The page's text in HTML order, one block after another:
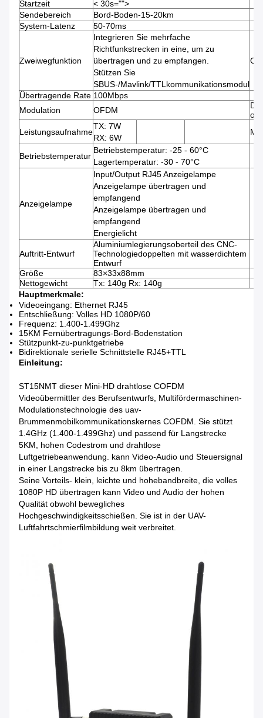
Startzeit
< 30s="">
Sendebereich
Bord-Boden-15-20km
System-Latenz
50-70ms
Zweiwegfunktion
Integrieren Sie mehrfache
Richtfunkstrecken in eine, um zu
übertragen und zu empfangen.
Stützen Sie
SBUS-/Mavlink/TTLkommunikationsmodul
Übertragende Rate 100Mbps
Modulation
OFDM
Leistungsaufnahme
TX: 7W
RX: 6W
Betriebstemperatur
Betriebstemperatur: -25 - 60°C
Lagertemperatur: -30 - 70°C
Anzeigelampe
Input/Output RJ45 Anzeigelampe
Anzeigelampe übertragen und
empfangend
Anzeigelampe übertragen und
empfangend
Energielicht
Auftritt-Entwurf
Aluminiumlegierungsoberteil des CNC-
Technologiedoppelten mit wasserdichtem
Entwurf
Größe
83×33x88mm
Nettogewicht
Tx: 140g Rx: 140g
Hauptmerkmale:
Videoeingang: Ethernet RJ45
Entschließung: Volles HD 1080P/60
Frequenz: 1.400-1.499Ghz
15KM Fernübertragungs-Bord-Bodenstation
Stützpunkt-zu-punktgetriebe
Bidirektionale serielle Schnittstelle RJ45+TTL
Einleitung:
ST15NMT dieser Mini-HD drahtlose COFDM
Videoübermittler des Berufsentwurfs, Multifördermaschinen-
Modulationstechnologie des uav-
Brummenmobilkommunikationskernes COFDM. Sie stützt
1.4GHz (1.400-1.499Ghz) und passend für Langstrecke
5KM, hohen Codestrom und drahtlose
Luftgetriebeanwendung. kann Video-Audio und Steuersignal
in einer Langstrecke bis zu 8km übertragen.
Seine Vorteils- klein, leichte und hohebandbreite, die volles
1080P HD übertragen kann Video und Audio der hohen
Qualität obwohl bewegliches
Hochgeschwindigkeitsschießen. Sie ist in der UAV-
Luftfahrtschmierfilmbildung weit verbreitet.